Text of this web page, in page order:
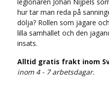
legionären Johan Nijpels
hur tar man reda på
dölja? Rollen som jägare
lilla samhället och den
insats.
Alltid gratis frakt inom
inom 4 - 7 arbetsdagar.